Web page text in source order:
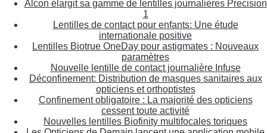
Alcon élargit sa gamme de lentilles journalières Precision
1
Lentilles de contact pour enfants: Une étude
internationale positive
Lentilles Biotrue OneDay pour astigmates : Nouveaux
paramètres
Nouvelle lentille de contact journalière Infuse
Déconfinement: Distribution de masques sanitaires aux
opticiens et orthoptistes
Confinement obligatoire : La majorité des opticiens
cessent toute activité
Nouvelles lentilles Biofinity multifocales toriques